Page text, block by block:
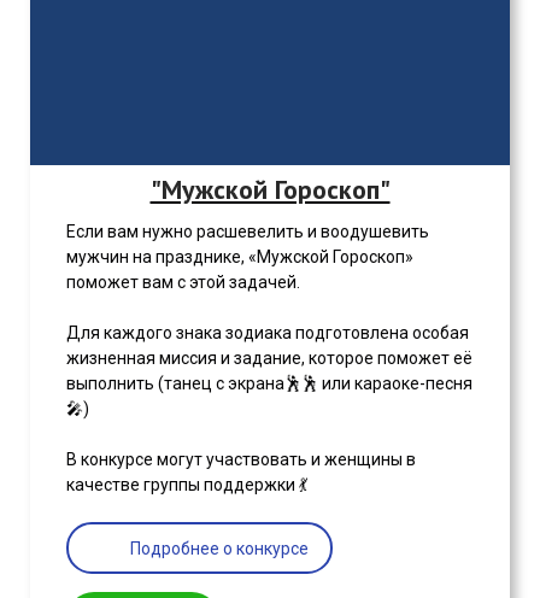
"Мужской Гороскоп"
Если вам нужно расшевелить и воодушевить
мужчин на празднике, «Мужской Гороскоп»
поможет вам с этой задачей.
Для каждого знака зодиака подготовлена особая
жизненная миссия и задание, которое поможет её
выполнить (танец с экрана🕺🕺 или караоке-песня
🎤)
В конкурсе могут участвовать и женщины в
качестве группы поддержки 💃
Подробнее о конкурсе